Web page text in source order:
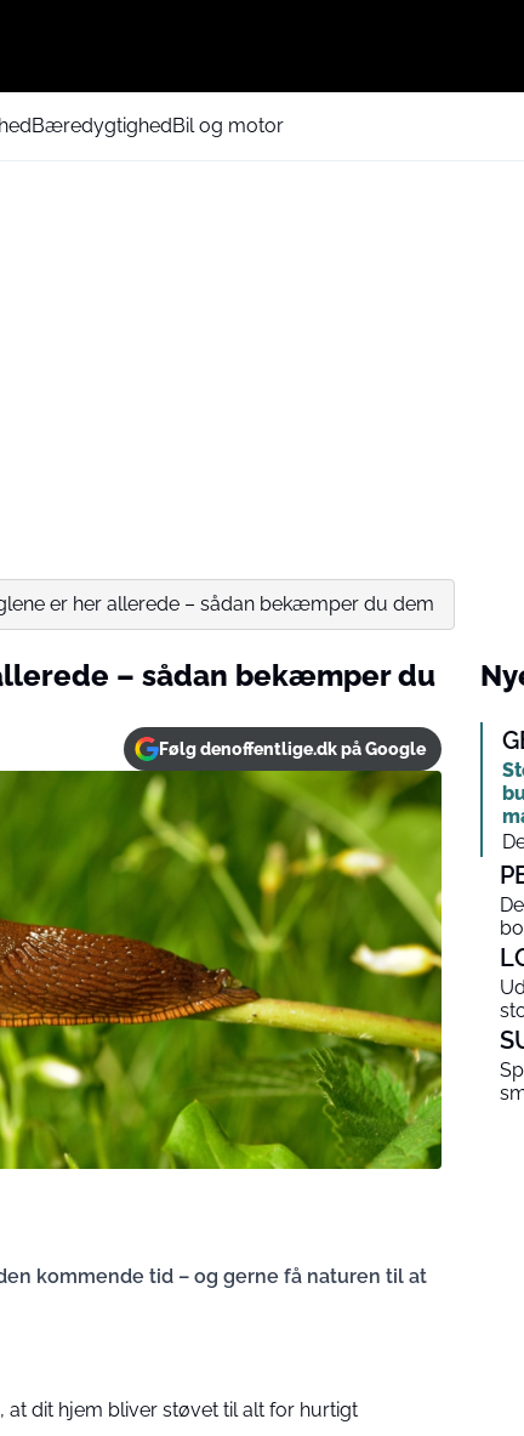
BæredygtighedBil og motor
er her allerede – sådan bekæmper du dem
– sådan bekæmper du
Følg denoffentlige.dk på Google
kommende tid – og gerne få naturen til at
at dit hjem bliver støvet til alt for hurtigt